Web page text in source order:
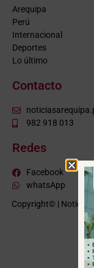
Arequipa
Perú
Internacional
Deportes
Lo último
Contacto
982 918 013
Redes
Facebook
whatsApp
Copyright© |